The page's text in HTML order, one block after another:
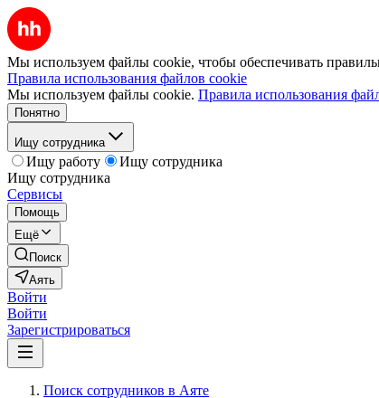
Мы используем файлы cookie, чтобы обеспечивать
Правила использования файлов cookie
Мы используем файлы cookie. Правила использования
Понятно
Ищу сотрудника
Ищу работу
Ищу сотрудника
Ищу сотрудника
Сервисы
Помощь
Ещё
Поиск
Аять
Войти
Войти
Зарегистрироваться
Поиск сотрудников в Аяте